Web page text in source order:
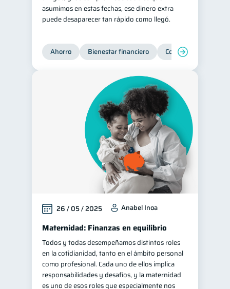
asumimos en estas fechas, ese dinero extra
puede desaparecer tan rápido como llegó.
Ahorro Bienestar financiero Consejos
26 / 05 / 2025 Anabel Inoa
Maternidad: Finanzas en equilibrio
Todos y todas desempeñamos distintos roles
en la cotidianidad, tanto en el ámbito personal
como profesional. Cada uno de ellos implica
responsabilidades y desafíos, y la maternidad
es uno de esos roles que especialmente nos